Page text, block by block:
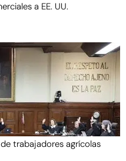
a EE. UU.
trabajadores agrícolas